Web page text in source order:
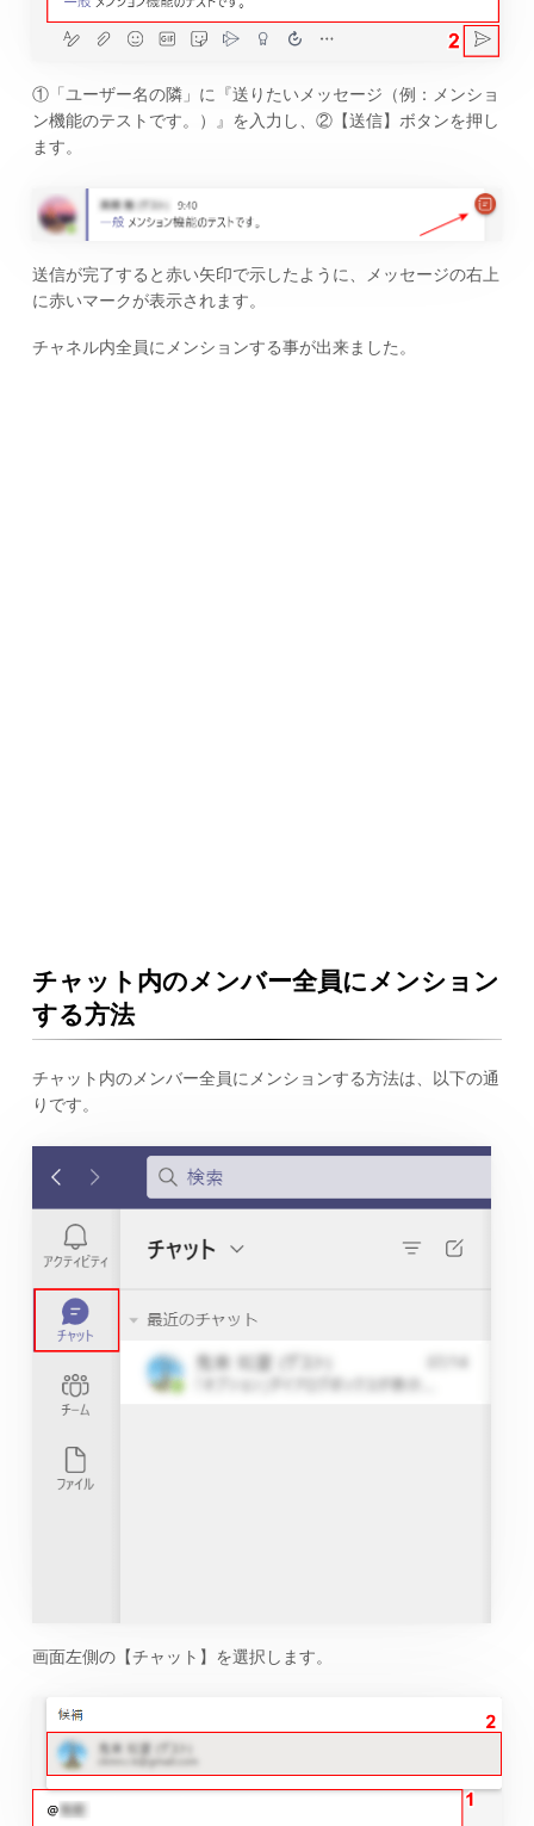
①「ユーザー名の隣」に『送りたいメッセージ（例：メンショ
ン機能のテストです。）』を入力し、②【送信】ボタンを押し
ます。
送信が完了すると赤い矢印で示したように、メッセージの右上
に赤いマークが表示されます。
チャネル内全員にメンションする事が出来ました。
チャット内のメンバー全員にメンション
する方法
チャット内のメンバー全員にメンションする方法は、以下の通
りです。
画面左側の【チャット】を選択します。